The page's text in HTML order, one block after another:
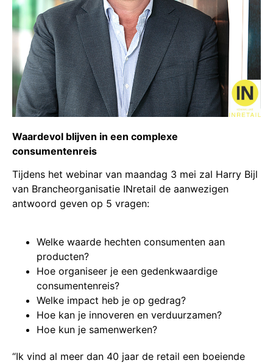
Waardevol blijven in een complexe
consumentenreis
Tijdens het webinar van maandag 3 mei zal Harry Bijl
van Brancheorganisatie INretail de aanwezigen
antwoord geven op 5 vragen:
Welke waarde hechten consumenten aan
producten?
Hoe organiseer je een gedenkwaardige
consumentenreis?
Welke impact heb je op gedrag?
Hoe kan je innoveren en verduurzamen?
Hoe kun je samenwerken?
“Ik vind al meer dan 40 jaar de retail een boeiende